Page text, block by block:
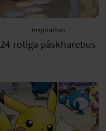
Inspiration
24 roliga påskharebus